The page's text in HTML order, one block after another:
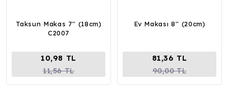
Taksun Makas 7'' (18cm)
C2007
10,98 TL
11,56 TL
Ev Makası 8'' (20cm)
81,36 TL
90,00 TL